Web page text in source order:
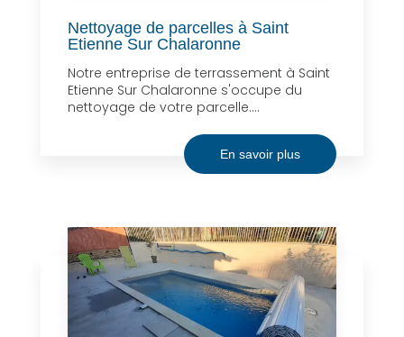
Nettoyage de parcelles à Saint
Etienne Sur Chalaronne
Notre entreprise de terrassement à Saint
Etienne Sur Chalaronne s'occupe du
nettoyage de votre parcelle....
En savoir plus